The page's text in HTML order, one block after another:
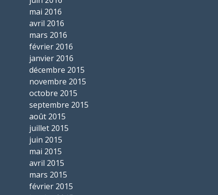
mai 2016
avril 2016
mars 2016
février 2016
janvier 2016
décembre 2015
novembre 2015
octobre 2015
septembre 2015
août 2015
juillet 2015
juin 2015
mai 2015
avril 2015
mars 2015
février 2015